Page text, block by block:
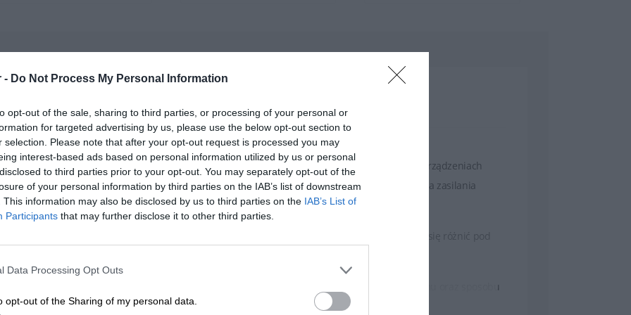
- Do Not Process My Personal Information
opt-out of the sale, sharing to third parties, or processing of your personal or
for targeted advertising by us, please use the below opt-out section to
selection. Please note that after your opt-out request is processed you may
interest-based ads based on personal information utilized by us or personal
to third parties prior to your opt-out. You may separately opt-out of the
of your personal information by third parties on the IAB’s list of downstream
This information may also be disclosed by us to third parties on the IAB’s List of
Participants that may further disclose it to other third parties.
Data Processing Opt Outs
opt-out of the Sharing of my personal data.
Baterie HP są używane głównie w laptopach, notebookach, tabletkach i innych przenośnych urządzeniach
firmy HP. Zapewniają one zasilanie w sytuacjach, gdy urządzenie nie jest podłączone do źródła zasilania
zewnętrznego.
Czas działania baterii HP może się różnić w zależności od modelu laptopa, konfiguracji systemu oraz sposobu
użytkowania. Większość baterii ma określony czas pracy na baterii podczas korzystania z urządzenia bez